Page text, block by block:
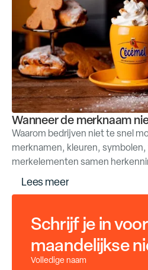
Wanneer de merknaam
Waarom bedrijven niet te snel
merknamen, kleuren,
merkelementen samen
Lees meer
Schrijf je in
maandelijkse
Volledige naam